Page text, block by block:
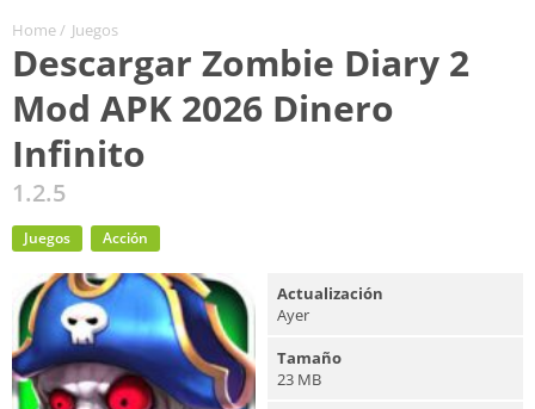
Home / Juegos
Descargar Zombie Diary 2
Mod APK 2026 Dinero
Infinito
1.2.5
Juegos Acción
Actualización
Ayer
Tamaño
23 MB